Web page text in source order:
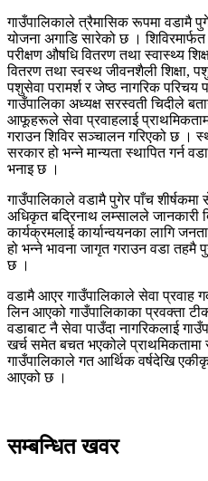
गाउँपालिकाले त्रैमासिक रूपमा वडामै
योजना अगाडि सारेको छ । शिविरमार्फत
परीक्षण औषधि वितरण तथा स्वास्थ्य
वितरण तथा स्वस्थ जीवनशैली शिक्षा,
पशुसेवा परामर्श र जेष्ठ नागरिक
गाउँपालिका अध्यक्ष सरस्वती चिदीले
आफूहरूले सेवा प्रवाहलाई
गराउन शिविर सञ्चालन गरिएको छ ।
सरकार हो भन्ने मान्यता स्थापित गर्न
भनाइ छ ।
गाउँपालिकाले वडामै पुगेर पाँच
अधिकृत बद्रिनाथ लम्सालले जानकारी
कार्यक्रमलाई कार्यान्वयनका लागि
हो भन्ने भावना जागृत गराउन वडा तहमै
छ ।
वडामै आएर गाउँपालिकाले सेवा प्रवाह
लिन आएको गाउँपालिकाका प्रवक्ता
वडाबाट नै सेवा पाउँदा नागरिकलाई
खर्च समेत बचत भएकोले प्राथमिकतामा
गाउँपालिकाले गत आर्थिक वर्षदेखि
आएको छ ।
सम्बन्धित खवर